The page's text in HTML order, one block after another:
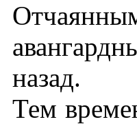
назад.
Тем